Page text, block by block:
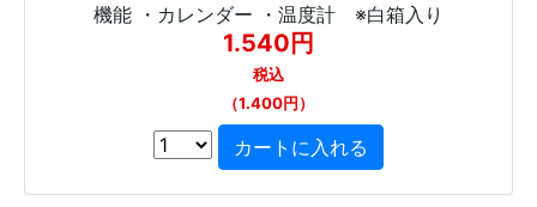
機能 ・カレンダー ・温度計 ※白箱入り
1.540円
税込
（1.400円）